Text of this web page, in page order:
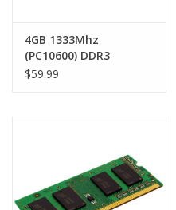
Brands
4GB 1333Mhz
(PC10600) DDR3
SODIMM 204 pin RAM
$59.99